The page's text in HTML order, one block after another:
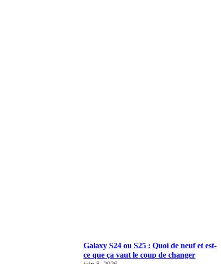
Galaxy S24 ou S25 : Quoi de neuf et est-
ce que ça vaut le coup de changer